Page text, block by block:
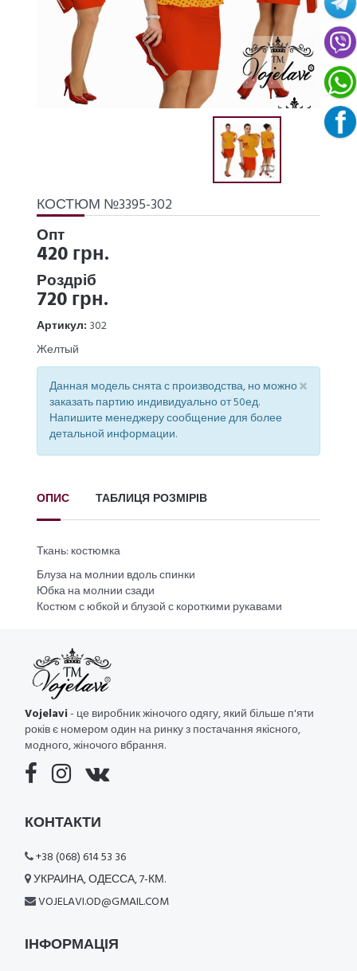
КОСТЮМ №3395-302
Опт
420 грн.
Роздріб
720 грн.
Артикул: 302
Желтый
×
Данная модель снята с производства, но можно
заказать партию индивидуально от 50ед.
Напишите менеджеру сообщение для более
детальной информации.
ОПИС ТАБЛИЦЯ РОЗМІРІВ
Ткань: костюмка
Блуза на молнии вдоль спинки
Юбка на молнии сзади
Костюм с юбкой и блузой с короткими рукавами
Vojelavi- це виробник жіночого одягу, який більше п'яти
років є номером один на ринку з постачання якісного,
модного, жіночого вбрання.
КОНТАКТИ
+38 (068) 614 53 36
УКРАИНА, ОДЕССА, 7-КМ.
VOJELAVI.OD@GMAIL.COM
ІНФОРМАЦІЯ